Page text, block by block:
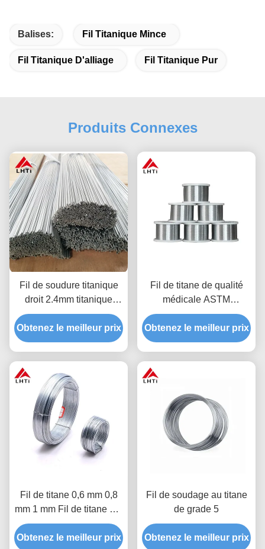
Balises: Fil Titanique Mince
Fil Titanique D'alliage Fil Titanique Pur
Produits Connexes
Fil de soudure titanique
droit 2.4mm titanique
d'Aws A5.16 de fil d'ERTI
5
Obtenez le meilleur prix
Fil de titane de qualité
médicale ASTM
F136/F1341 Fil de
soudage résistant à la
corrosion Ti-6Al-4V
Obtenez le meilleur prix
Fil de titane 0,6 mm 0,8
mm 1 mm Fil de titane pur
à usage médical
Obtenez le meilleur prix
Fil de soudage au titane
de grade 5
Obtenez le meilleur prix